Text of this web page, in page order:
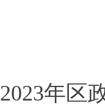
2023年区